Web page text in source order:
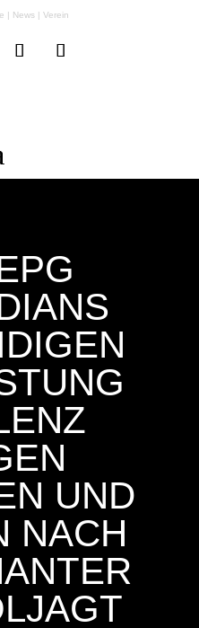
| News| Verein
UND
NACH